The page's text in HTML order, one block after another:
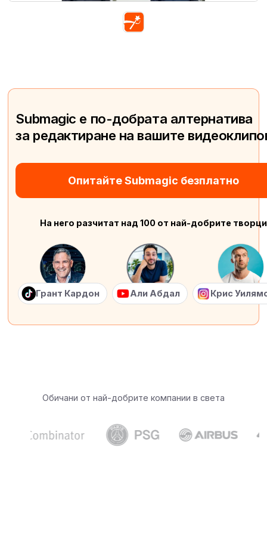
Submagic е по-добрата алтернатива
за редактиране на вашите
Опитайте Submagic безплатно
На него разчитат над 100 от най-добрите творци
Грант Кардон Али Абдал Крис
Обичани от най-добрите компании в света